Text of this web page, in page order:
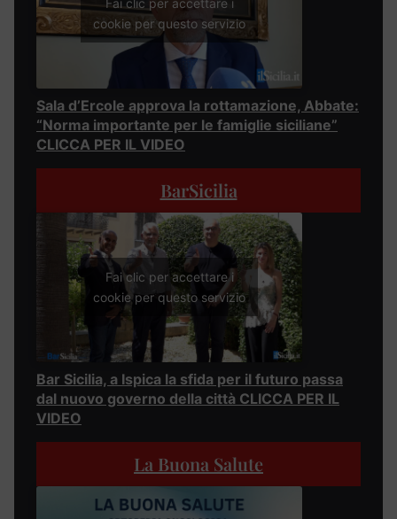
Fai clic per accettare i
cookie per questo servizio
Sala d’Ercole approva la rottamazione, Abbate:
“Norma importante per le famiglie siciliane”
CLICCA PER IL VIDEO
BarSicilia
Fai clic per accettare i
cookie per questo servizio
Bar Sicilia, a Ispica la sfida per il futuro passa
dal nuovo governo della città CLICCA PER IL
VIDEO
La Buona Salute